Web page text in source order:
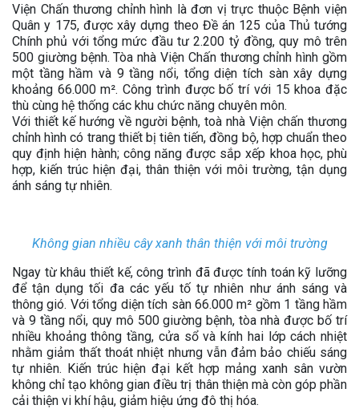
Viện Chấn thương chỉnh hình là đơn vị trực thuộc Bệnh viện
Quân y 175, được xây dựng theo Đề án 125 của Thủ tướng
Chính phủ với tổng mức đầu tư 2.200 tỷ đồng, quy mô trên
500 giường bệnh. Tòa nhà Viện Chấn thương chỉnh hình gồm
một tầng hầm và 9 tầng nổi, tổng diện tích sàn xây dựng
khoảng 66.000 m². Công trình được bố trí với 15 khoa đặc
thù cùng hệ thống các khu chức năng chuyên môn.
Với thiết kế hướng về người bệnh, toà nhà Viện chấn thương
chỉnh hình có trang thiết bị tiên tiến, đồng bộ, hợp chuẩn theo
quy định hiện hành; công năng được sắp xếp khoa học, phù
hợp, kiến trúc hiện đại, thân thiện với môi trường, tận dụng
ánh sáng tự nhiên.
Không gian nhiều cây xanh thân thiện với môi trường
Ngay từ khâu thiết kế, công trình đã được tính toán kỹ lưỡng
để tận dụng tối đa các yếu tố tự nhiên như ánh sáng và
thông gió. Với tổng diện tích sàn 66.000 m² gồm 1 tầng hầm
và 9 tầng nổi, quy mô 500 giường bệnh, tòa nhà được bố trí
nhiều khoảng thông tầng, cửa sổ và kính hai lớp cách nhiệt
nhằm giảm thất thoát nhiệt nhưng vẫn đảm bảo chiếu sáng
tự nhiên. Kiến trúc hiện đại kết hợp mảng xanh sân vườn
không chỉ tạo không gian điều trị thân thiện mà còn góp phần
cải thiện vi khí hậu, giảm hiệu ứng đô thị hóa.